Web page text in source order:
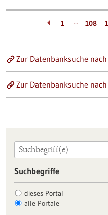
1 … 108
Zur Datenbanksuche
Zur Datenbanksuche
Suchbegriffe
dieses Portal
alle Portale